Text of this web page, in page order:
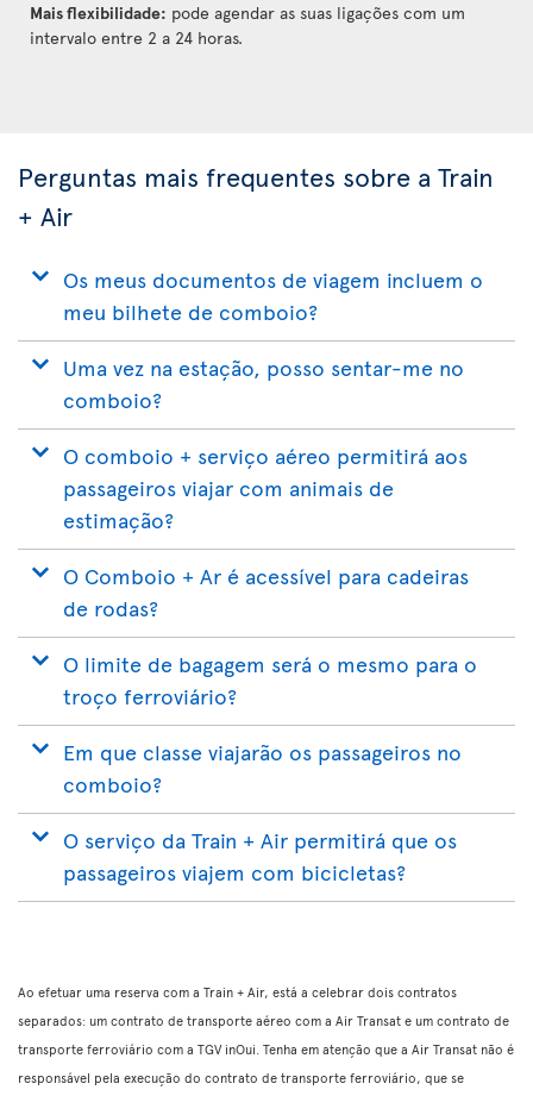
Mais flexibilidade: pode agendar as suas ligações com um
intervalo entre 2 a 24 horas.
Perguntas mais frequentes sobre a Train
+ Air
Os meus documentos de viagem incluem o
meu bilhete de comboio?
Uma vez na estação, posso sentar-me no
comboio?
O comboio + serviço aéreo permitirá aos
passageiros viajar com animais de
estimação?
O Comboio + Ar é acessível para cadeiras
de rodas?
O limite de bagagem será o mesmo para o
troço ferroviário?
Em que classe viajarão os passageiros no
comboio?
O serviço da Train + Air permitirá que os
passageiros viajem com bicicletas?
Ao efetuar uma reserva com a Train + Air, está a celebrar dois contratos
separados: um contrato de transporte aéreo com a Air Transat e um contrato de
transporte ferroviário com a TGV inOui. Tenha em atenção que a Air Transat não é
responsável pela execução do contrato de transporte ferroviário, que se